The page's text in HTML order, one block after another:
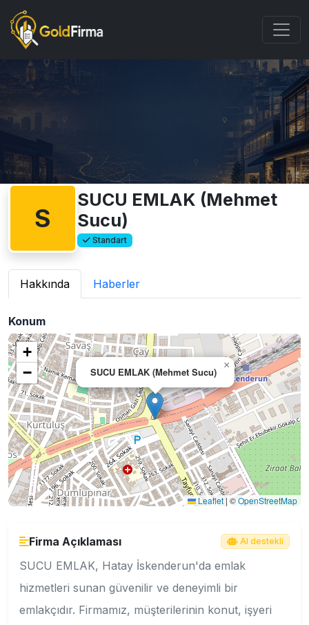
S
SUCU EMLAK (Mehmet
Sucu)
Standart
Hakkında Haberler
Konum
SUCU EMLAK (Mehmet Sucu)
×
+
−
Leaflet| ©OpenStreetMap
Firma Açıklaması AI destekli
SUCU EMLAK, Hatay İskenderun'da emlak
hizmetleri sunan güvenilir ve deneyimli bir
emlakçıdır. Firmamız, müşterilerinin konut, işyeri